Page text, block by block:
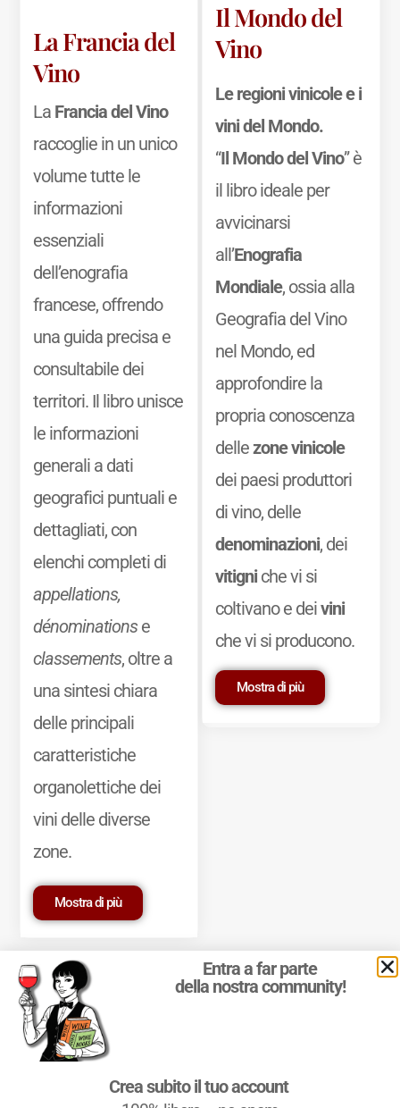
La Francia del
Vino
La Francia del Vino
raccoglie in un unico
volume tutte le
informazioni
essenziali
dell’enografia
francese, offrendo
una guida precisa e
consultabile dei
territori. Il libro unisce
le informazioni
generali a dati
geografici puntuali e
dettagliati, con
elenchi completi di
appellations,
dénominationse
classements, oltre a
una sintesi chiara
delle principali
caratteristiche
organolettiche dei
vini delle diverse
zone.
Mostra di più
Il Mondo del
Vino
Le regioni vinicole e i
vini del Mondo.
“Il Mondo del Vino” è
il libro ideale per
avvicinarsi
all’Enografia
Mondiale, ossia alla
Geografia del Vino
nel Mondo, ed
approfondire la
propria conoscenza
dellezone vinicole
dei paesi produttori
di vino, delle
denominazioni, dei
vitigniche vi si
coltivano e deivini
che vi si producono.
Mostra di più
Marchio Reg. | P.IVA 03921390245
Entra a far parte
della nostra community!
Crea subito il tuo account